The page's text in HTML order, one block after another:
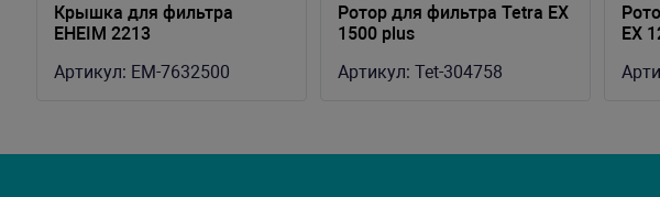
Крышка для фильтра
EHEIM 2213
Артикул: EM-7632500
Ротор для фильтра Tetra EX
1500 plus
Артикул: Tet-304758
EX